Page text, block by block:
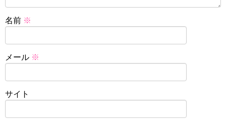
名前 ※
メール ※
サイト